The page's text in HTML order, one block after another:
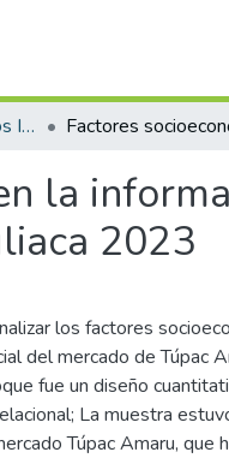
E.P. Economía y Negocios Internacionales
la
2023
los factores
del mercado de Túpac
fue un diseño
La muestra
Túpac Amaru, que